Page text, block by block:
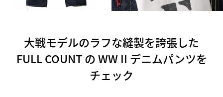
大戦モデルのラフな縫製を誇張した
FULL COUNT の WW II デニムパンツを
チェック